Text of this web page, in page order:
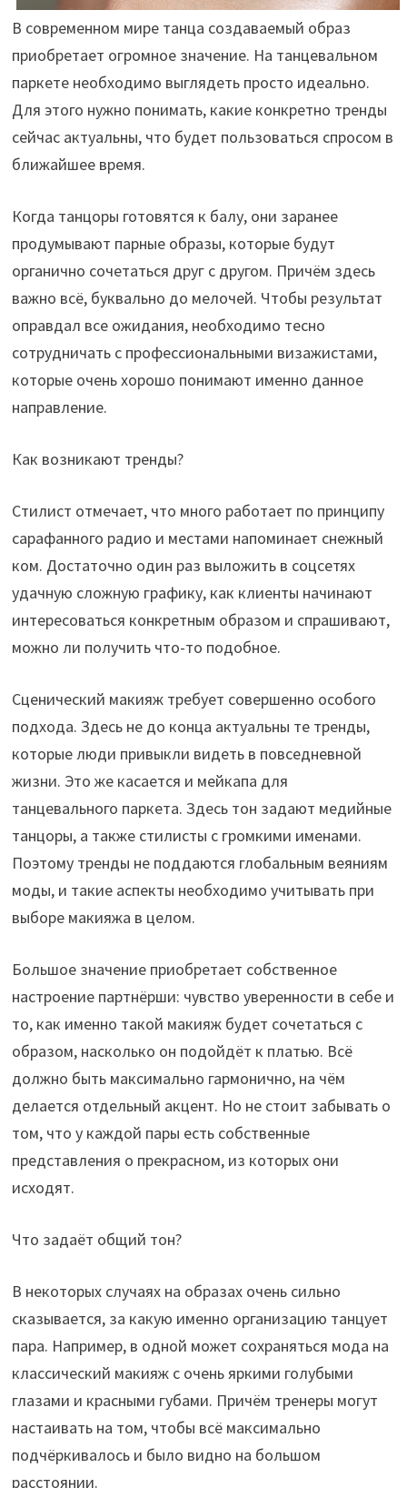
В современном мире танца создаваемый образ
приобретает огромное значение. На танцевальном
паркете необходимо выглядеть просто идеально.
Для этого нужно понимать, какие конкретно тренды
сейчас актуальны, что будет пользоваться спросом в
ближайшее время.
Когда танцоры готовятся к балу, они заранее
продумывают парные образы, которые будут
органично сочетаться друг с другом. Причём здесь
важно всё, буквально до мелочей. Чтобы результат
оправдал все ожидания, необходимо тесно
сотрудничать с профессиональными визажистами,
которые очень хорошо понимают именно данное
направление.
Как возникают тренды?
Стилист отмечает, что много работает по принципу
сарафанного радио и местами напоминает снежный
ком. Достаточно один раз выложить в соцсетях
удачную сложную графику, как клиенты начинают
интересоваться конкретным образом и спрашивают,
можно ли получить что-то подобное.
Сценический макияж требует совершенно особого
подхода. Здесь не до конца актуальны те тренды,
которые люди привыкли видеть в повседневной
жизни. Это же касается и мейкапа для
танцевального паркета. Здесь тон задают медийные
танцоры, а также стилисты с громкими именами.
Поэтому тренды не поддаются глобальным веяниям
моды, и такие аспекты необходимо учитывать при
выборе макияжа в целом.
Большое значение приобретает собственное
настроение партнёрши: чувство уверенности в себе и
то, как именно такой макияж будет сочетаться с
образом, насколько он подойдёт к платью. Всё
должно быть максимально гармонично, на чём
делается отдельный акцент. Но не стоит забывать о
том, что у каждой пары есть собственные
представления о прекрасном, из которых они
исходят.
Что задаёт общий тон?
В некоторых случаях на образах очень сильно
сказывается, за какую именно организацию танцует
пара. Например, в одной может сохраняться мода на
классический макияж с очень яркими голубыми
глазами и красными губами. Причём тренеры могут
настаивать на том, чтобы всё максимально
подчёркивалось и было видно на большом
расстоянии.